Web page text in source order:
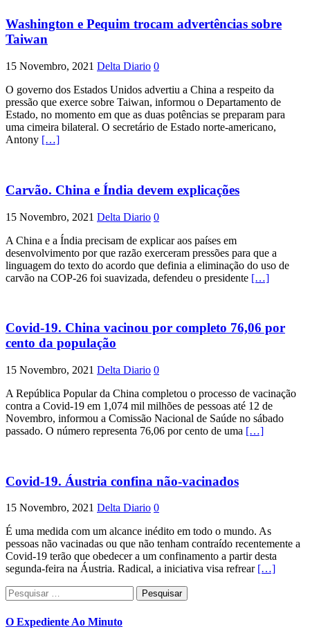
Washington e Pequim trocam advertências sobre
Taiwan
15 Novembro, 2021 Delta Diario 0
O governo dos Estados Unidos advertiu a China a respeito da
pressão que exerce sobre Taiwan, informou o Departamento de
Estado, no momento em que as duas potências se preparam para
uma cimeira bilateral. O secretário de Estado norte-americano,
Antony […]
Carvão. China e Índia devem explicações
15 Novembro, 2021 Delta Diario 0
A China e a Índia precisam de explicar aos países em
desenvolvimento por que razão exerceram pressões para que a
linguagem do texto do acordo que definia a eliminação do uso de
carvão na COP-26 foi suavizada, defendeu o presidente […]
Covid-19. China vacinou por completo 76,06 por
cento da população
15 Novembro, 2021 Delta Diario 0
A República Popular da China completou o processo de vacinação
contra a Covid-19 em 1,074 mil milhões de pessoas até 12 de
Novembro, informou a Comissão Nacional de Saúde no sábado
passado. O número representa 76,06 por cento de uma […]
Covid-19. Áustria confina não-vacinados
15 Novembro, 2021 Delta Diario 0
É uma medida com um alcance inédito em todo o mundo. As
pessoas não vacinadas ou que não tenham contraído recentemente a
Covid-19 terão que obedecer a um confinamento a partir desta
segunda-feira na Áustria. Radical, a iniciativa visa refrear […]
Pesquisar
por:
O Expediente Ao Minuto